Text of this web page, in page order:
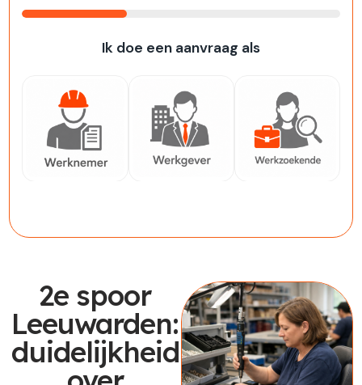
33%
Ik doe een aanvraag als
2e spoor
Leeuwarden:
duidelijkheid